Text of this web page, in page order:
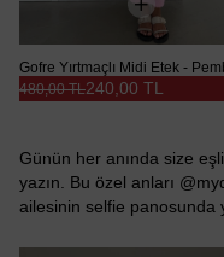
Gofre Yırtmaçlı Midi Etek -
240,00 TL
480,00 TL
Günün her anında size
yazın. Bu özel anları
ailesinin selfie panosunda